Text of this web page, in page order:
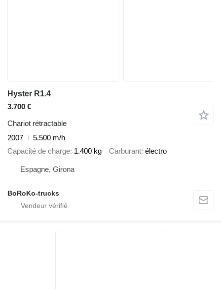
Hyster R1.4
3.700 €
Chariot rétractable
2007
5.500 m/h
Capacité de charge 1.400 kg Carburant électro
Espagne, Girona
BoRoKo-trucks